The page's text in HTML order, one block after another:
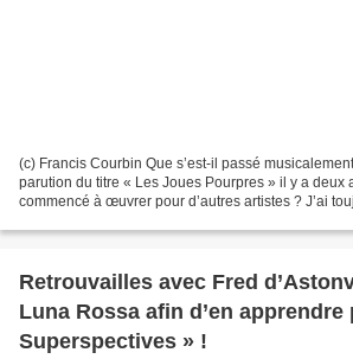
(c) Francis Courbin Que s’est-il passé
parution du titre « Les Joues Pourpres » il y a deux
commencé à œuvrer pour d’autres artistes ? J’ai
Retrouvailles avec Fred
Luna Rossa afin d’en apprendre
Superspectives » !